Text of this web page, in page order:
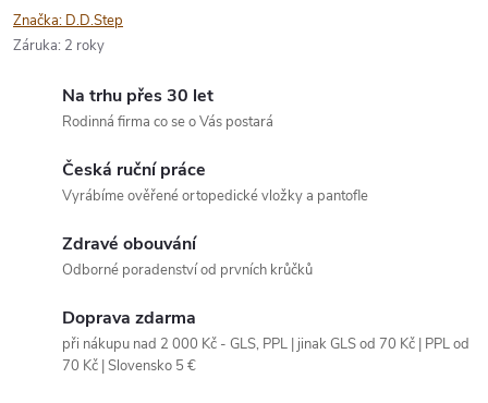
Značka: D.D.Step
Záruka: 2 roky
Na trhu přes 30 let
Rodinná firma co se o Vás postará
Česká ruční práce
Vyrábíme ověřené ortopedické vložky a pantofle
Zdravé obouvání
Odborné poradenství od prvních krůčků
Doprava zdarma
při nákupu nad 2 000 Kč - GLS, PPL | jinak GLS od 70 Kč | PPL od
70 Kč | Slovensko 5 €